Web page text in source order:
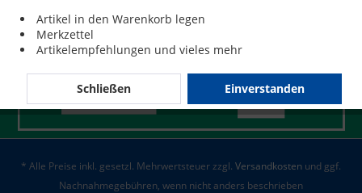
* Alle Preise inkl. gesetzl. Mehrwertsteuer zzgl. Versandkosten und ggf.
Nachnahmegebühren, wenn nicht anders beschrieben
Artikel in den Warenkorb legen
Merkzettel
Artikelempfehlungen und vieles mehr
Einverstanden
Schließen